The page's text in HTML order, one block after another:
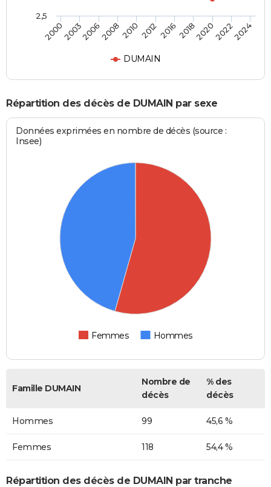
DUMAIN
20002003200620082010 201220162018202020222024
2,5
Répartition des décès de DUMAIN par sexe
Données exprimées en nombre de décès (source :
Insee)
Femmes Hommes
Famille DUMAIN
Nombre de
décès
% des
décès
Hommes 99 45,6 %
Femmes 118 54,4 %
Répartition des décès de DUMAIN par tranche